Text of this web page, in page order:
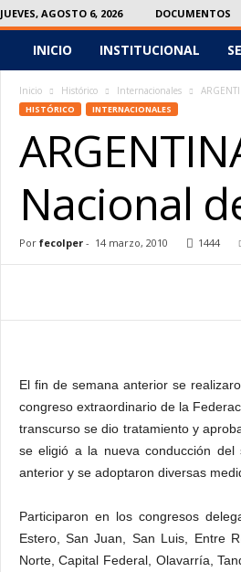
JUEVES, AGOSTO 6, 2026 DOCUMENTOS
e
o
p
INICIO INSTITUCIONAL
Inicio Histórico Internacionales
HISTÓRICO INTERNACIONALES
Nacional
Por fecolper- 14 marzo, 2010 1444
El fin de semana anterior se
congreso extraordinario de la
transcurso se dio tratamiento y
se eligió a la nueva conducción del
anterior y se adoptaron diversas
Participaron en los congresos
Estero, San Juan, San Luis, Entre
Norte, Capital Federal, Olavarría,